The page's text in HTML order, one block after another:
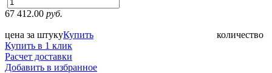
67 412.00 руб.
цена за штуку количество
Купить
Купить в 1 клик
Расчет доставки
Добавить в избранное